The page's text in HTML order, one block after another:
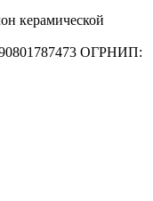
керамической
ОГРНИП: